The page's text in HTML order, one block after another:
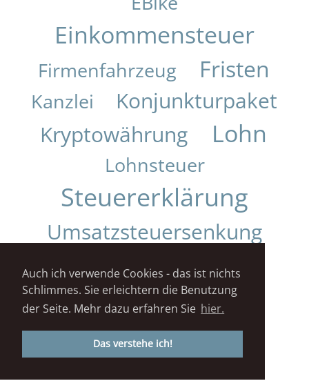
Auch ich verwende Cookies - das ist nichts
Schlimmes. Sie erleichtern die Benutzung
der Seite. Mehr dazu erfahren Sie hier.
Das verstehe ich!
Einkommensteuer
Firmenfahrzeug Fristen
Kanzlei
Konjunkturpaket
Kryptowährung
Lohn
Lohnsteuer
Steuererklärung
Umsatzsteuersenkung
Urteil
Impressum
Datenschutz
STEUERKANZLEI DANIELA KUNZ© 2018